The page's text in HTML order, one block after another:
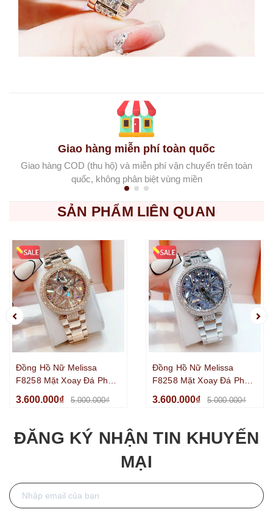
Giao hàng miễn phí toàn quốc
Giao hàng COD (thu hộ) và miễn phí vận chuyển trên toàn
quốc, không phân biệt vùng miền
SẢN PHẨM LIÊN QUAN
Đồng Hồ Nữ Melissa
F8258 Mặt Xoay Đá Pha
Vàng Hồng Size 35mm
3.600.000₫ 5.000.000₫
Đồng Hồ Nữ Melissa
F8258 Mặt Xoay Đá Pha
Kim Loại Silver Size
3.600.000₫ 5.000.000₫
ĐĂNG KÝ NHẬN TIN KHUYẾN
MẠI